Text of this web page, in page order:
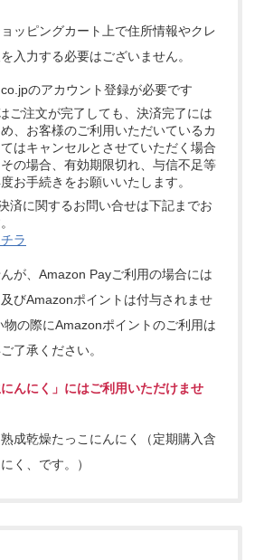
ッピングカート上で住所情報やクレ
入力する必要はございません。
のアカウント登録が必要です
ご注文が完了しても、決済完了には
、お客様のご利用いただいているカ
はキャンセルとさせていただく場合
の場合、有効期限切れ、与信不足等
お手続きをお願いいたします。
済に関するお問い合せは下記までお
ラ
が、Amazon Payご利用の場合には
びAmazonポイントは付与されませ
物の際にAmazonポイントのご利用は
了承ください。
んにく」にはご利用いただけませ
熟成乾燥たっこにんにく（定期購入含
く、です。）